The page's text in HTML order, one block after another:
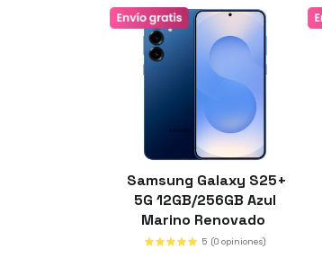
Samsung Galaxy S25+
5G 12GB/256GB Azul
Marino Renovado
5 (0 opiniones)